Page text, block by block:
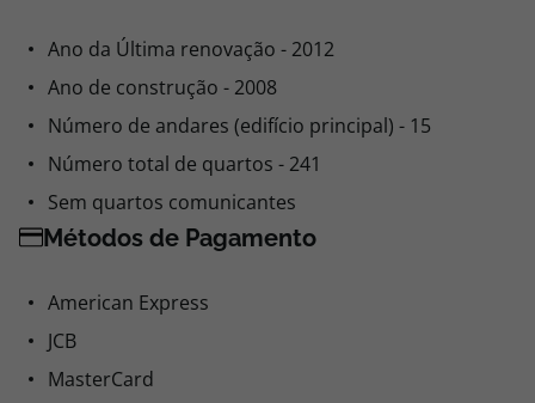
Ano da Última renovação - 2012
Ano de construção - 2008
Número de andares (edifício principal) - 15
Número total de quartos - 241
Sem quartos comunicantes
Métodos de Pagamento
American Express
JCB
MasterCard